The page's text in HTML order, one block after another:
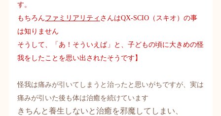
す。
もちろんファミリアリティ さんはQX-SCIO （スキオ）の事
は知りません
そうして、「あ！そういえば」と、子どもの頃に大きめの怪
我をしたことを思い出されたそうです】
怪我は痛みが引いてしまうと治ったと思いがちですが、実は
痛みが引いた後も体は治癒を続けています
きちんと養生しないと治癒を邪魔してしまい、